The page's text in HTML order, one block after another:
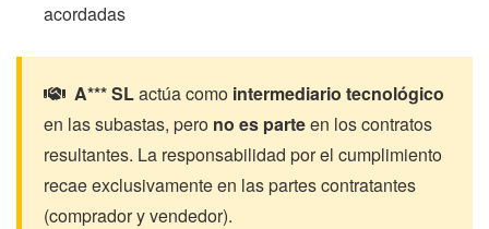
acordadas
A*** SLactúa como intermediario tecnológico
en las subastas, pero no es parteen los contratos
resultantes. La responsabilidad por el cumplimiento
recae exclusivamente en las partes contratantes
(comprador y vendedor).